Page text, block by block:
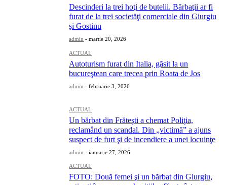
Descinderi la trei hoţi de butelii. Bărbaţii ar fi
furat de la trei societăţi comerciale din Giurgiu
şi Gostinu
admin - martie 20, 2026
ACTUAL
Autoturism furat din Italia, găsit la un
bucureştean care trecea prin Roata de Jos
admin - februarie 3, 2026
ACTUAL
Un bărbat din Frăteşti a chemat Poliţia,
reclamând un scandal. Din „victimă” a ajuns
suspect de furt şi de incendiere a unei locuinţe
admin - ianuarie 27, 2026
ACTUAL
FOTO: Două femei şi un bărbat din Giurgiu,